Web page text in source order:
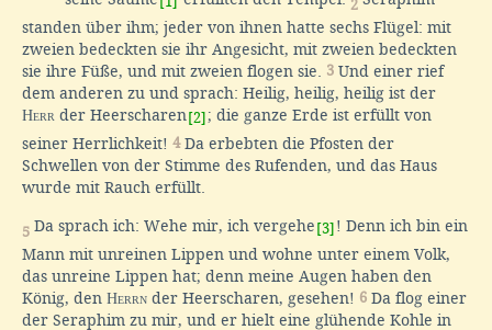
2
standen über ihm; jeder von ihnen hatte sechs Flügel: mit
zweien bedeckten sie ihr Angesicht, mit zweien bedeckten
sie ihre Füße, und mit zweien flogen sie. 3 Und einer rief
dem anderen zu und sprach: Heilig, heilig, heilig ist der
Herr der Heerscharen [2] ; die ganze Erde ist erfüllt von
seiner Herrlichkeit! 4Da erbebten die Pfosten der
Schwellen von der Stimme des Rufenden, und das Haus
wurde mit Rauch erfüllt.
5 Da sprach ich: Wehe mir, ich vergehe [3] ! Denn ich bin ein
Mann mit unreinen Lippen und wohne unter einem Volk,
das unreine Lippen hat; denn meine Augen haben den
König, den Herrn der Heerscharen, gesehen! 6 Da flog einer
der Seraphim zu mir, und er hielt eine glühende Kohle in